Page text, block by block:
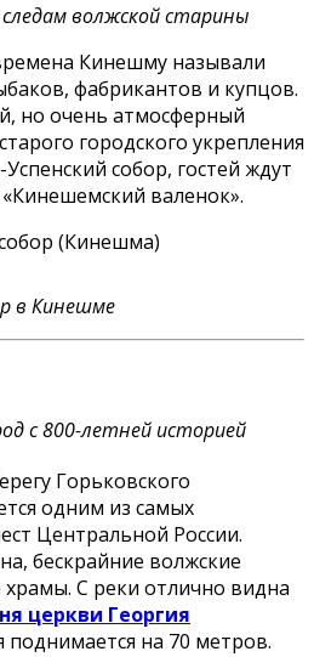
следам волжской старины
Кинешму называли
фабрикантов и купцов.
но очень атмосферный
городского укрепления
собор, гостей ждут
«Кинешемский валенок».
в Кинешме
с 800-летней историей
Горьковского
одним из самых
Центральной России.
бескрайние волжские
С реки отлично видна
церкви Георгия
поднимается на 70 метров.